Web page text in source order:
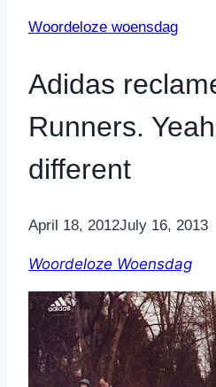
Woordeloze woensdag
Adidas
Runners.
different
ByNicole
April 18, 2012July 16, 2013
Woordeloze Woensdag